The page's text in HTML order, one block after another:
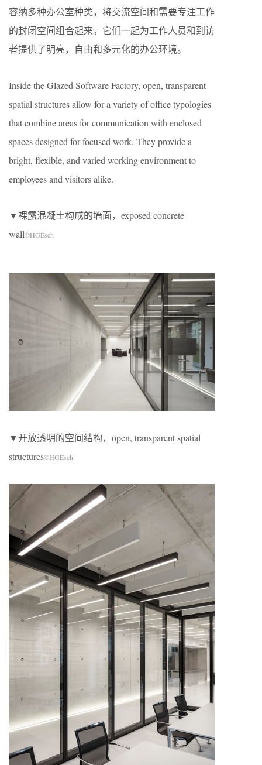
容纳多种办公室种类，将交流空间和需要专注工作
的封闭空间组合起来。它们一起为工作人员和到访
者提供了明亮，自由和多元化的办公环境。
Inside the Glazed Software Factory, open, transparent
spatial structures allow for a variety of office typologies
that combine areas for communication with enclosed
spaces designed for focused work. They provide a
bright, flexible, and varied working environment to
employees and visitors alike.
▼裸露混凝土构成的墙面，exposed concrete
wall©HGEsch
▼开放透明的空间结构，open, transparent spatial
structures©HGEsch